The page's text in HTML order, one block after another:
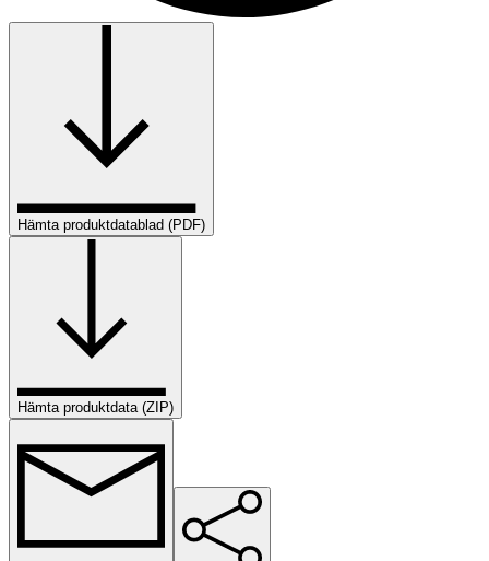
Hämta produktdatablad (PDF)
Hämta produktdata (ZIP)